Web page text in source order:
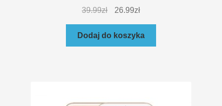
39.99zł 26.99zł
Dodaj do koszyka